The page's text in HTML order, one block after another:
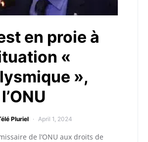
en proie à
«
»,
Pluriel April 1, 2024
de l’ONU aux droits de